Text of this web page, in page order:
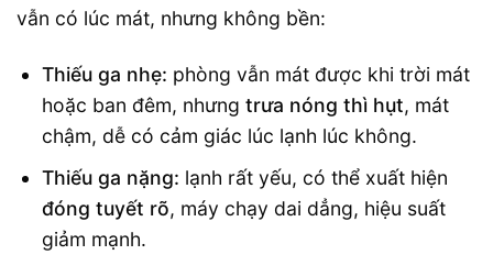
vẫn có lúc mát, nhưng không bền:
Thiếu ga nhẹ: phòng vẫn mát được khi trời mát
hoặc ban đêm, nhưng trưa nóng thì hụt, mát
chậm, dễ có cảm giác lúc lạnh lúc không.
Thiếu ga nặng: lạnh rất yếu, có thể xuất hiện
đóng tuyết rõ, máy chạy dai dẳng, hiệu suất
giảm mạnh.